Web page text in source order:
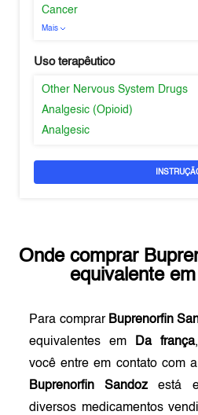
Cancer
Mais
Uso terapêutico
Other Nervous System Drugs
Analgesic (Opioid)
Analgesic
Onde comprar
equivalente em
Para comprar Buprenorfin
equivalentes em
Da frança
você entre em contato com a
Buprenorfin Sandoz está
diversos medicamentos